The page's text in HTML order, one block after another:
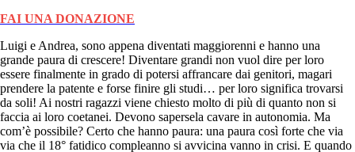
FAI UNA DONAZIONE
Luigi e Andrea, sono appena diventati maggiorenni e hanno una
grande paura di crescere! Diventare grandi non vuol dire per loro
essere finalmente in grado di potersi affrancare dai genitori, magari
prendere la patente e forse finire gli studi… per loro significa trovarsi
da soli! Ai nostri ragazzi viene chiesto molto di più di quanto non si
faccia ai loro coetanei. Devono sapersela cavare in autonomia. Ma
com’è possibile? Certo che hanno paura: una paura così forte che via
via che il 18° fatidico compleanno si avvicina vanno in crisi. E quando